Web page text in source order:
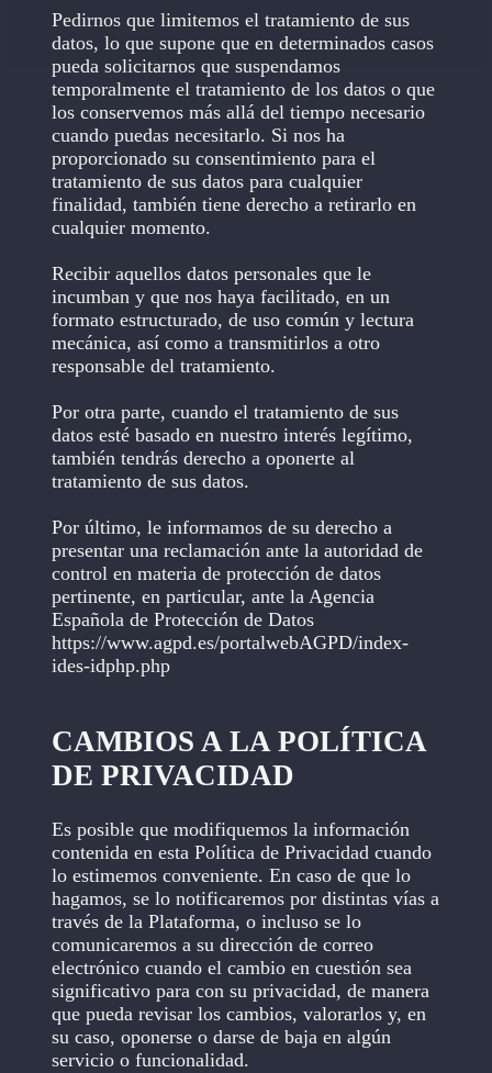
Pedirnos que limitemos el tratamiento de sus
datos, lo que supone que en determinados casos
pueda solicitarnos que suspendamos
temporalmente el tratamiento de los datos o que
los conservemos más allá del tiempo necesario
cuando puedas necesitarlo. Si nos ha
proporcionado su consentimiento para el
tratamiento de sus datos para cualquier
finalidad, también tiene derecho a retirarlo en
cualquier momento.
Recibir aquellos datos personales que le
incumban y que nos haya facilitado, en un
formato estructurado, de uso común y lectura
mecánica, así como a transmitirlos a otro
responsable del tratamiento.
Por otra parte, cuando el tratamiento de sus
datos esté basado en nuestro interés legítimo,
también tendrás derecho a oponerte al
tratamiento de sus datos.
Por último, le informamos de su derecho a
presentar una reclamación ante la autoridad de
control en materia de protección de datos
pertinente, en particular, ante la Agencia
Española de Protección de Datos
https://www.agpd.es/portalwebAGPD/index-
ides-idphp.php
CAMBIOS A LA POLÍTICA
DE PRIVACIDAD
Es posible que modifiquemos la información
contenida en esta Política de Privacidad cuando
lo estimemos conveniente. En caso de que lo
hagamos, se lo notificaremos por distintas vías a
través de la Plataforma, o incluso se lo
comunicaremos a su dirección de correo
electrónico cuando el cambio en cuestión sea
significativo para con su privacidad, de manera
que pueda revisar los cambios, valorarlos y, en
su caso, oponerse o darse de baja en algún
servicio o funcionalidad.